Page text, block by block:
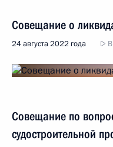
Совещание о
24 августа 2022 года
Совещание по
судостроительной